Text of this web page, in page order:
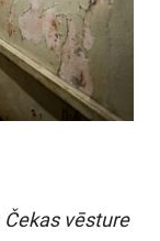
Čekas vēsture